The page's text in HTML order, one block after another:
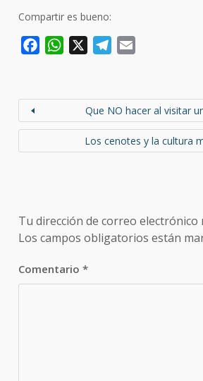
Compartir es bueno:
e
b
o
W
t
s
p
e
g
r
a
i
l
Que NO hacer al visitar
Los cenotes y la cultura
Tu dirección de correo electrónico
Los campos obligatorios están
Comentario *